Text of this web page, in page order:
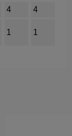
4
4
1 1